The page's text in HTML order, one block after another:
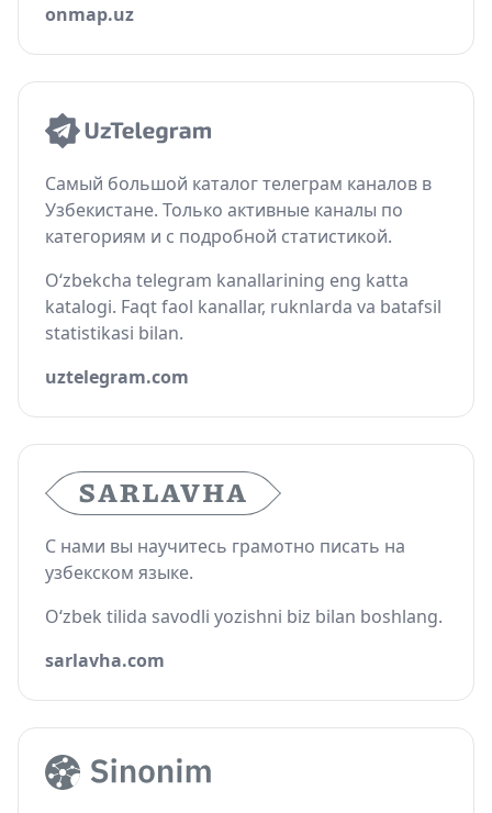
onmap.uz
Самый большой каталог телеграм каналов в
Узбекистане. Только активные каналы по
категориям и с подробной статистикой.
O‘zbekcha telegram kanallarining eng katta
katalogi. Faqt faol kanallar, ruknlarda va batafsil
statistikasi bilan.
uztelegram.com
С нами вы научитесь грамотно писать на
узбекском языке.
O‘zbek tilida savodli yozishni biz bilan boshlang.
sarlavha.com